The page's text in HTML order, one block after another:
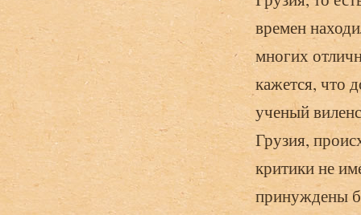
времен
многих
кажется, что
ученый
Грузия,
критики не
принуждены